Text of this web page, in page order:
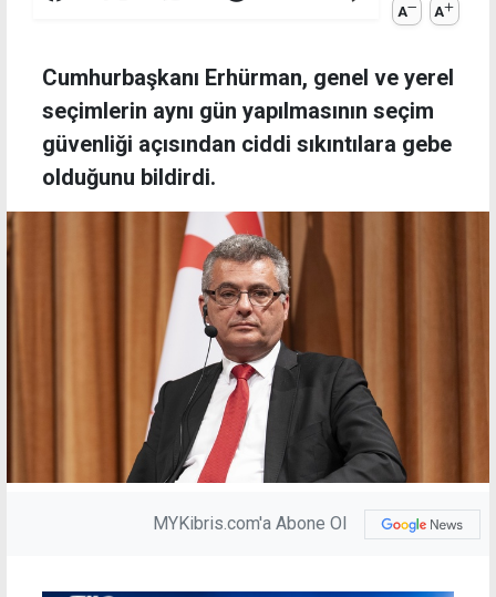
A
A
Cumhurbaşkanı Erhürman, genel ve yerel
seçimlerin aynı gün yapılmasının seçim
güvenliği açısından ciddi sıkıntılara gebe
olduğunu bildirdi.
MYKibris.com'a Abone Ol